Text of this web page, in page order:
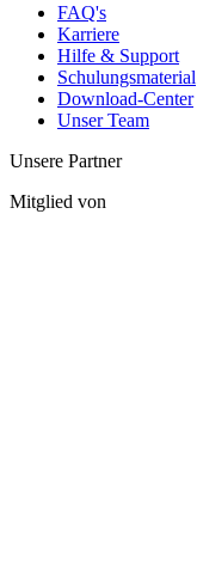
FAQ's
Karriere
Hilfe & Support
Schulungsmaterial
Download-Center
Unser Team
Unsere Partner
Mitglied von